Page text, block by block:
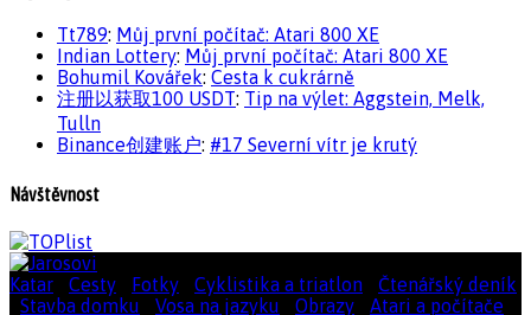
Tt789: Můj první počítač: Atari 800 XE
Indian Lottery: Můj první počítač: Atari 800 XE
Bohumil Kovářek: Cesta k cukrárně
注册以获取100 USDT: Tip na výlet: Aggstein, Melk,
Tulln
Binance创建账户: #17 Severní vítr je krutý
Návštěvnost
Katar Cesty Fotky Cyklistika a triatlon
Čtenářský deník
Stavba domku Vosa na jazyku Obrazy Atari a počítače